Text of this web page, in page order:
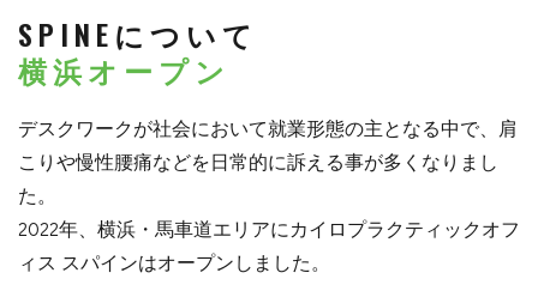
SPINEについて
横浜オープン
デスクワークが社会において就業形態の主となる中で、肩
こりや慢性腰痛などを日常的に訴える事が多くなりまし
た。
2022年、横浜・馬車道エリアにカイロプラクティックオフ
ィス スパインはオープンしました。